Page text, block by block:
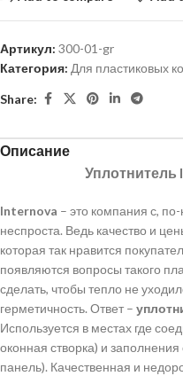
Артикул: 300-01-gr
Категория: Для пластиковых
Share:
Описание
Уплотнитель
Internova – это компания с,
неспроста. Ведь качество и
которая так нравится
появляются вопросы такого
сделать, чтобы тепло не
герметичность. Ответ –
Используется в местах где
оконная створка) и заполнения
панель). Качественная и